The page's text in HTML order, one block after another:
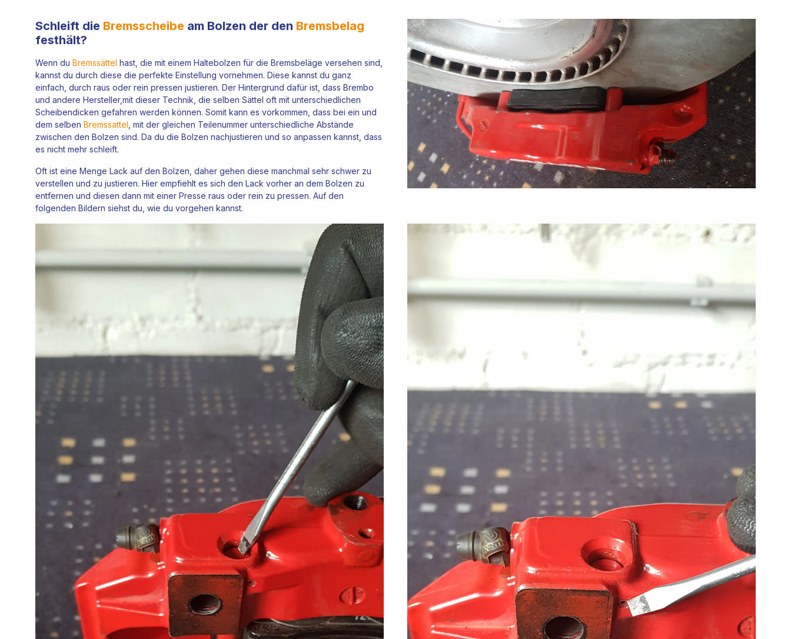
Schleift die Bremsscheibe am Bolzen der den Bremsbelag
festhält?
Wenn du Bremssättel hast, die mit einem Haltebolzen für die Bremsbeläge versehen sind,
kannst du durch diese die perfekte Einstellung vornehmen. Diese kannst du ganz
einfach, durch raus oder rein pressen justieren. Der Hintergrund dafür ist, dass Brembo
und andere Hersteller,mit dieser Technik, die selben Sättel oft mit unterschiedlichen
Scheibendicken gefahren werden können. Somit kann es vorkommen, dass bei ein und
dem selben Bremssattel , mit der gleichen Teilenummer unterschiedliche Abstände
zwischen den Bolzen sind. Da du die Bolzen nachjustieren und so anpassen kannst, dass
es nicht mehr schleift.
Oft ist eine Menge Lack auf den Bolzen, daher gehen diese manchmal sehr schwer zu
verstellen und zu justieren. Hier empfiehlt es sich den Lack vorher an dem Bolzen zu
entfernen und diesen dann mit einer Presse raus oder rein zu pressen. Auf den
folgenden Bildern siehst du, wie du vorgehen kannst.